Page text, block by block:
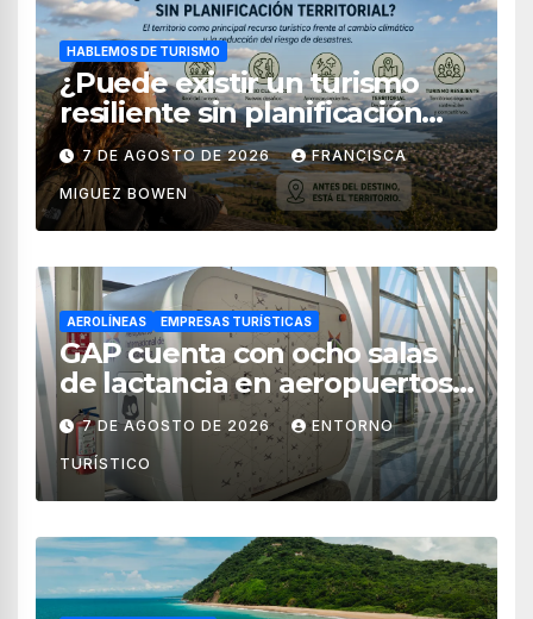
HABLEMOS DE TURISMO
¿Puede existir un turismo
resiliente sin planificación
territorial?
7 DE AGOSTO DE 2026 FRANCISCA
MIGUEZ BOWEN
AEROLÍNEAS EMPRESAS TURÍSTICAS
GAP cuenta con ocho salas
de lactancia en aeropuertos
de México
7 DE AGOSTO DE 2026 ENTORNO
TURÍSTICO